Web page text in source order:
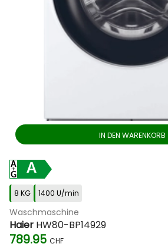
IN DEN WARENKORB
A
8 KG 1400 U/min
Waschmaschine
Haier HW80-BP14929
789.95 CHF